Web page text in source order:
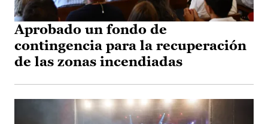
Aprobado un fondo de
contingencia para la recuperación
de las zonas incendiadas